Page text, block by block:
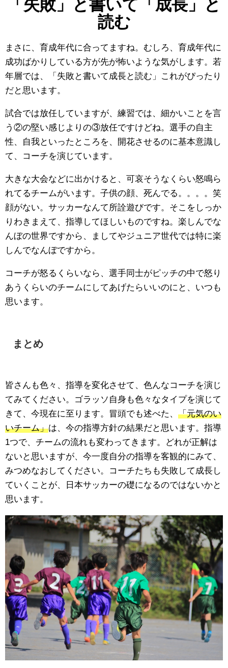
「失敗」と書いて「成長」と
読む
まさに、育成年代に合ってますね。むしろ、育成年代に
成功ばかりしている方が先が怖いような気がします。若
年層では、「失敗と書いて成長と読む」これがぴったり
だと思います。
試合では放任していますが、練習では、細かいことを言
う②の堅い感じよりの③放任ですけどね。選手の自主
性、自我といったところを、開花させるのに基本意識し
て、コーチを演じています。
大きな大会などに出かけると、可哀そうなくらい怒鳴ら
れてるチームがいます。子供の顔、死んでる。。。。笑
顔がない。サッカーなんて所詮遊びです。そこをしっか
りわきまえて、指導してほしいものですね。楽しんでな
んぼの世界ですから、ましてやジュニア世代では特に楽
しんでなんぼですから。
コーチが怒るくらいなら、選手同士がピッチの中で怒り
あうくらいのチームにしてあげたらいいのにと、いつも
思います。
まとめ
皆さんも色々、指導を変化させて、色んなコーチを演じ
てみてください。ゴラッソ自身も色々なタイプを演じて
きて、今現在に至ります。冒頭でも述べた、 「元気のい
いチーム」は、今の指導方針の結果だと思います。指導
1つで、チームの流れも変わってきます。どれが正解は
ないと思いますが、今一度自分の指導を客観的にみて、
みつめなおしてください。コーチたちも失敗して成長し
ていくことが、日本サッカーの礎になるのではないかと
思います。